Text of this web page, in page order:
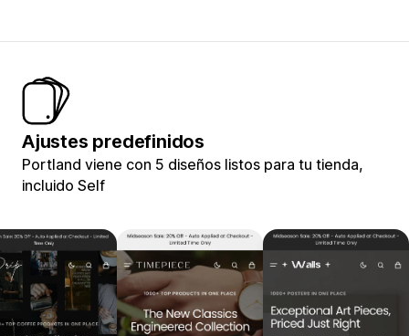
Ajustes predefinidos
Portland viene con 5 diseños listos para tu tienda,
incluido Self